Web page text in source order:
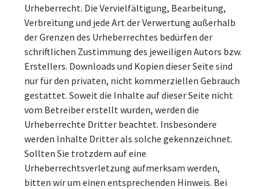
Urheberrecht. Die Vervielfältigung, Bearbeitung,
Verbreitung und jede Art der Verwertung außerhalb
der Grenzen des Urheberrechtes bedürfen der
schriftlichen Zustimmung des jeweiligen Autors bzw.
Erstellers. Downloads und Kopien dieser Seite sind
nur für den privaten, nicht kommerziellen Gebrauch
gestattet. Soweit die Inhalte auf dieser Seite nicht
vom Betreiber erstellt wurden, werden die
Urheberrechte Dritter beachtet. Insbesondere
werden Inhalte Dritter als solche gekennzeichnet.
Sollten Sie trotzdem auf eine
Urheberrechtsverletzung aufmerksam werden,
bitten wir um einen entsprechenden Hinweis. Bei